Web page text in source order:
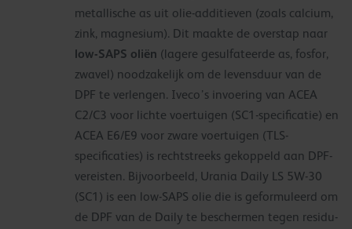
metallische as uit olie-additieven (zoals calcium,
zink, magnesium). Dit maakte de overstap naar
low-SAPS oliën (lagere gesulfateerde as, fosfor,
zwavel) noodzakelijk om de levensduur van de
DPF te verlengen. Iveco’s invoering van ACEA
C2/C3 voor lichte voertuigen (SC1-specificatie) en
ACEA E6/E9 voor zware voertuigen (TLS-
specificaties) is rechtstreeks gekoppeld aan DPF-
vereisten. Bijvoorbeeld, Urania Daily LS 5W-30
(SC1) is een low-SAPS olie die is geformuleerd om
de DPF van de Daily te beschermen tegen residu-